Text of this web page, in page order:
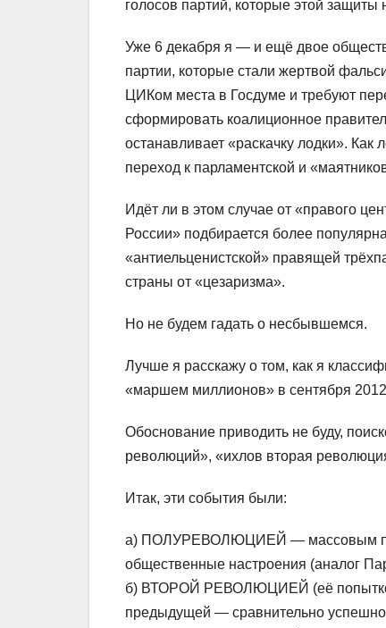
голосов партий, которые этой защиты
Уже 6 декабря я — и ещё двое
партии, которые стали жертвой
ЦИКом места в Госдуме и требуют
сформировать коалиционное
останавливает «раскачку лодки». Как
переход к парламентской и
Идёт ли в этом случае от «правого
России» подбирается более
«антиельценистской» правящей
страны от «цезаризма».
Но не будем гадать о несбывшемся.
Лучше я расскажу о том, как я
«маршем миллионов» в сентября 2012
Обоснование приводить не буду,
революций», «ихлов вторая
Итак, эти события были:
а) ПОЛУРЕВОЛЮЦИЕЙ — массовым
общественные настроения (аналог
б) ВТОРОЙ РЕВОЛЮЦИЕЙ (её
предыдущей — сравнительно